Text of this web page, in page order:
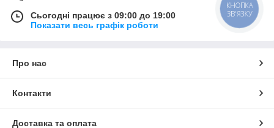
Сьогодні працює з 09:00 до 19:00
Показати весь графік роботи
Про нас
Контакти
Доставка та оплата
КНОПКА
ЗВ'ЯЗКУ